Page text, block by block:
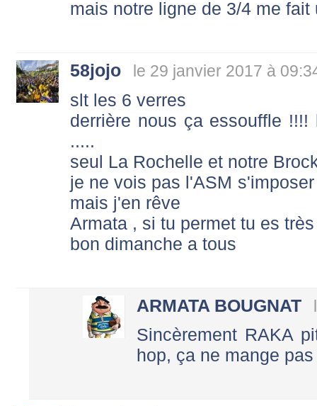
mais notre ligne de 3/4 me fait
58jojo le 29 janvier 2017 à
slt les 6 verres
derrière nous ça essouffle
.....
seul La Rochelle et notre
je ne vois pas l'ASM
mais j'en rêve
Armata , si tu permet tu es
bon dimanche a tous
ARMATA BOUGNAT
Sincèrement RAKA
hop, ça ne mange